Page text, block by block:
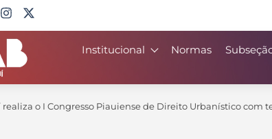
Institucional Normas
realiza o I Congresso Piauiense de Direito Urbanístico com